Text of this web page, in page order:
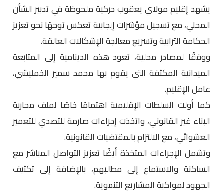
يشهد إقليم مولاي يعقوب حركية ملحوظة في تدبير الشأن
المحلي، مع تسجيل مؤشرات إيجابية تعكس توجهًا نحو تعزيز
الحكامة الترابية وتسريع معالجة الإشكالات العالقة.
ووفقًا لمصادر محلية، تعود هذه الدينامية إلى المتابعة
الميدانية المكثفة التي يقوم بها محمد سمير الخمليشي،
عامل الإقليم.
كما أولت السلطات الإقليمية اهتمامًا خاصًا لملف محاربة
البناء غير القانوني، واتخذت إجراءات صارمة للتصدي للتعمير
العشوائي، مع الالتزام بالمقتضيات القانونية.
وتشمل الإجراءات المتخذة أيضًا تعزيز التواصل المباشر مع
الساكنة والاستماع إلى مطالبهم، بالإضافة إلى تكثيف
الجهود لمواكبة المشاريع التنموية.